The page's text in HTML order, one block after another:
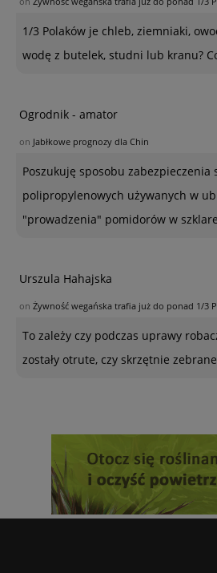
1/3 Polaków je chleb, ziemniaki,
wodę z butelek, studni lub kranu?
Ogrodnik - amator
on Jabłkowe prognozy dla Chin
Poszukuję sposobu zabezpieczenia
polipropylenowych używanych w
"prowadzenia" pomidorów w
Urszula Hahajska
on Żywność wegańska trafia już do ponad 1/3
To zależy czy podczas uprawy
zostały otrute, czy skrzętnie